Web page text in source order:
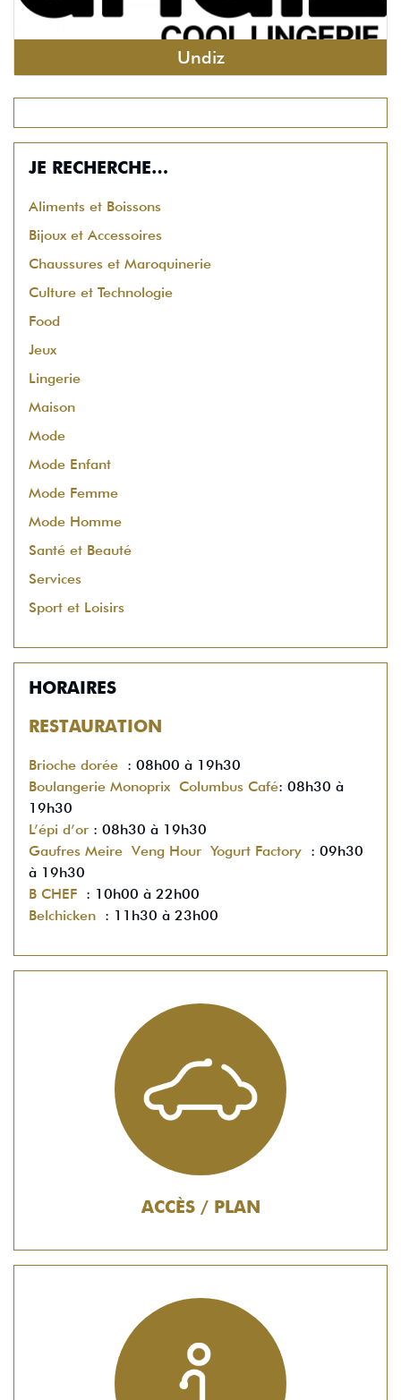
Undiz
JE RECHERCHE…
Aliments et Boissons
Bijoux et Accessoires
Chaussures et Maroquinerie
Culture et Technologie
Food
Jeux
Lingerie
Maison
Mode
Mode Enfant
Mode Femme
Mode Homme
Santé et Beauté
Services
Sport et Loisirs
HORAIRES
RESTAURATION
Brioche dorée : 08h00 à 19h30
Boulangerie Monoprix Columbus Café: 08h30 à
19h30
L’épi d’or : 08h30 à 19h30
Gaufres Meire Veng Hour Yogurt Factory : 09h30
à 19h30
B CHEF : 10h00 à 22h00
Belchicken : 11h30 à 23h00
ACCÈS / PLAN